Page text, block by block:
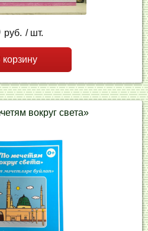
руб. / шт.
корзину
вокруг света»